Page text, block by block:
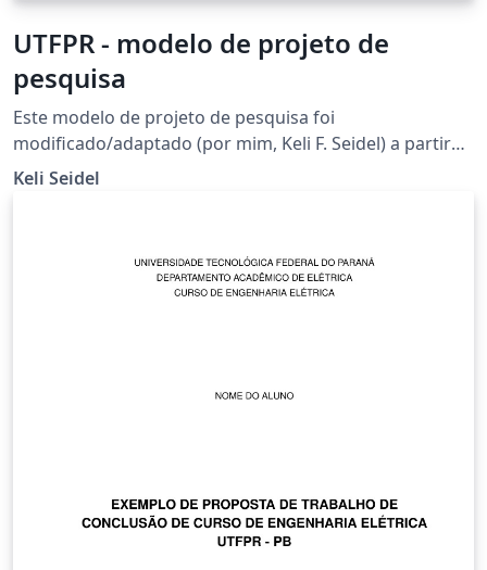
UTFPR - modelo de projeto de
pesquisa
Este modelo de projeto de pesquisa foi
modificado/adaptado (por mim, Keli F. Seidel) a partir
de um modelo pré-existente "Template Projeto de
Keli Seidel